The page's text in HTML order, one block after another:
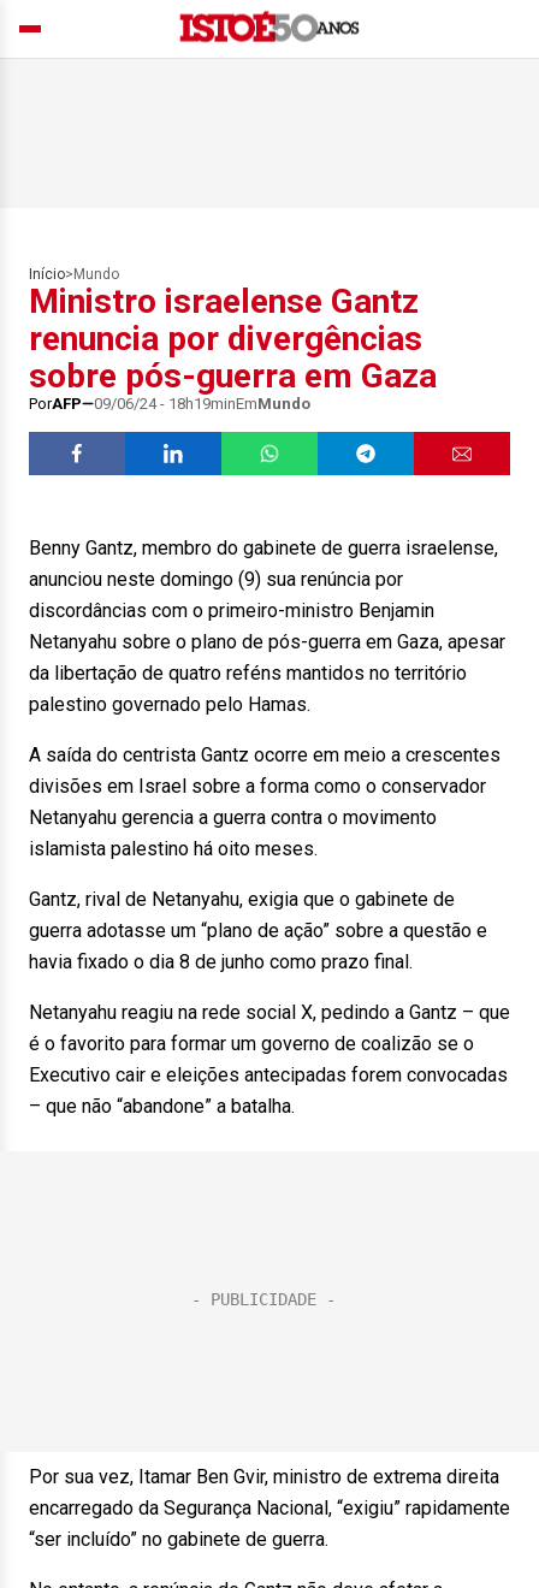
Início> Mundo
Ministro israelense Gantz
renuncia por divergências
sobre pós-guerra em Gaza
PorAFP 09/06/24 - 18h19minEmMundo
Benny Gantz, membro do gabinete de guerra israelense,
anunciou neste domingo (9) sua renúncia por
discordâncias com o primeiro-ministro Benjamin
Netanyahu sobre o plano de pós-guerra em Gaza, apesar
da libertação de quatro reféns mantidos no território
palestino governado pelo Hamas.
A saída do centrista Gantz ocorre em meio a crescentes
divisões em Israel sobre a forma como o conservador
Netanyahu gerencia a guerra contra o movimento
islamista palestino há oito meses.
Gantz, rival de Netanyahu, exigia que o gabinete de
guerra adotasse um “plano de ação” sobre a questão e
havia fixado o dia 8 de junho como prazo final.
Netanyahu reagiu na rede social X, pedindo a Gantz – que
é o favorito para formar um governo de coalizão se o
Executivo cair e eleições antecipadas forem convocadas
– que não “abandone” a batalha.
Por sua vez, Itamar Ben Gvir, ministro de extrema direita
encarregado da Segurança Nacional, “exigiu” rapidamente
“ser incluído” no gabinete de guerra.